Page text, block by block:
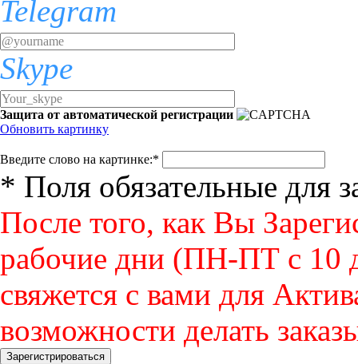
Telegram
Skype
Защита от автоматической регистрации
Обновить картинку
Введите слово на картинке:*
* Поля обязательные для
После того, как Вы
рабочие дни (ПН-ПТ с 10
свяжется с вами для
возможности делать
Зарегистрироваться